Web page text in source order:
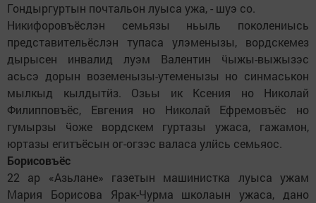
Гондыргуртын почтальон луыса ужа, - шуэ со.
Никифоровъёслэн семьязы ньыль поколениысь
представительёслэн тупаса улэменызы, вордскемез
дырысен инвалид луэм Валентин ӵыжы-выжызэс
асьсэ дорын воземенызы-утеменызы но синмаськон
мылкыд кылдытӥз. Озьы ик Ксения но Николай
Филипповъёс, Евгения но Николай Ефремовъёс но
гумырзы ӵоже вордскем гуртазы ужаса, гажамон,
юртазы егитъёсын ог-огзэс валаса улӥсь семьяос.
Борисовъёс
22 ар «Азьлане» газетын машинистка луыса ужам
Мария Борисова Ярак-Чурма школаын ужаса, дано